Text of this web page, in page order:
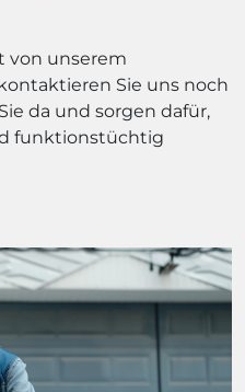
von unserem
Sie uns noch
da und sorgen dafür,
funktionstüchtig